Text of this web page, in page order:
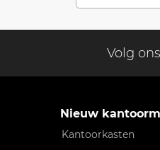
Volg ons
Nieuw
Kantoorkasten